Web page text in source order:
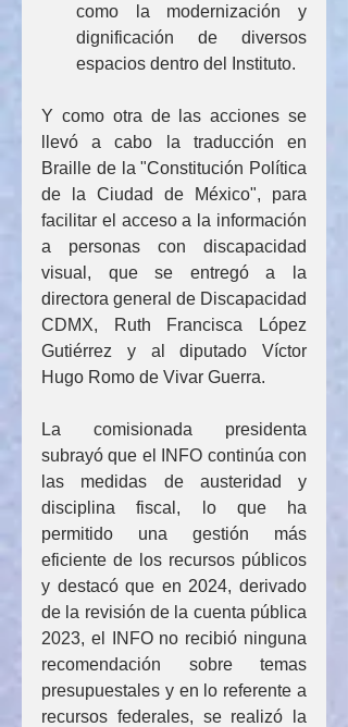
como la modernización y
dignificación de diversos
espacios dentro del Instituto.
Y como otra de las acciones se
llevó a cabo la traducción en
Braille de la "Constitución Política
de la Ciudad de México", para
facilitar el acceso a la información
a personas con discapacidad
visual, que se entregó a la
directora general de Discapacidad
CDMX, Ruth Francisca López
Gutiérrez y al diputado Víctor
Hugo Romo de Vivar Guerra.
La comisionada presidenta
subrayó que el INFO continúa con
las medidas de austeridad y
disciplina fiscal, lo que ha
permitido una gestión más
eficiente de los recursos públicos
y destacó que en 2024, derivado
de la revisión de la cuenta pública
2023, el INFO no recibió ninguna
recomendación sobre temas
presupuestales y en lo referente a
recursos federales, se realizó la